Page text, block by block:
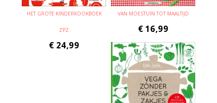
HET GROTE KINDERKOOKBOEK
ZPZ
€ 24,99
VAN MOESTUIN TOT MAALTIJD
€ 16,99